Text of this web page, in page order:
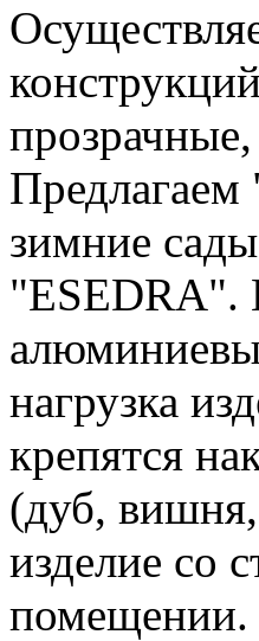
зимние
"ESEDRA".
нагрузка
крепятся
(дуб,
изделие со
помещении.